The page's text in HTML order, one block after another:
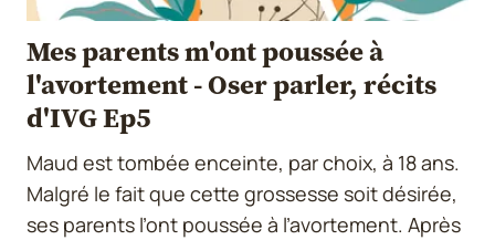
Mes parents m'ont poussée à
l'avortement - Oser parler, récits
d'IVG Ep5
Maud est tombée enceinte, par choix, à 18 ans.
Malgré le fait que cette grossesse soit désirée,
ses parents l’ont poussée à l’avortement. Après